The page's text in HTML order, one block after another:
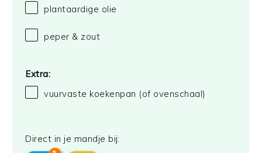
plantaardige olie
peper & zout
Extra:
vuurvaste koekenpan (of ovenschaal)
Direct in je mandje bij: